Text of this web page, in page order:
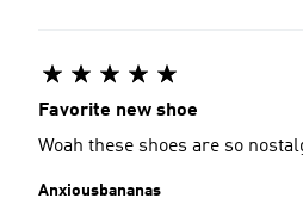
Favorite new shoe
Woah these shoes are so
Anxiousbananas